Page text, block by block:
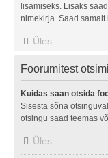
lisamiseks. Lisaks
nimekirja. Saad
Üles
Foorumitest
Kuidas saan otsida
Sisesta sõna
otsingu saad teemas
Üles